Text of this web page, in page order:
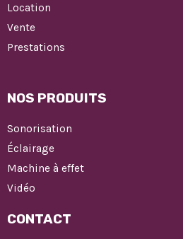
Location
Vente
Prestations
NOS PRODUITS
Sonorisation
Éclairage
Machine à effet
Vidéo
CONTACT